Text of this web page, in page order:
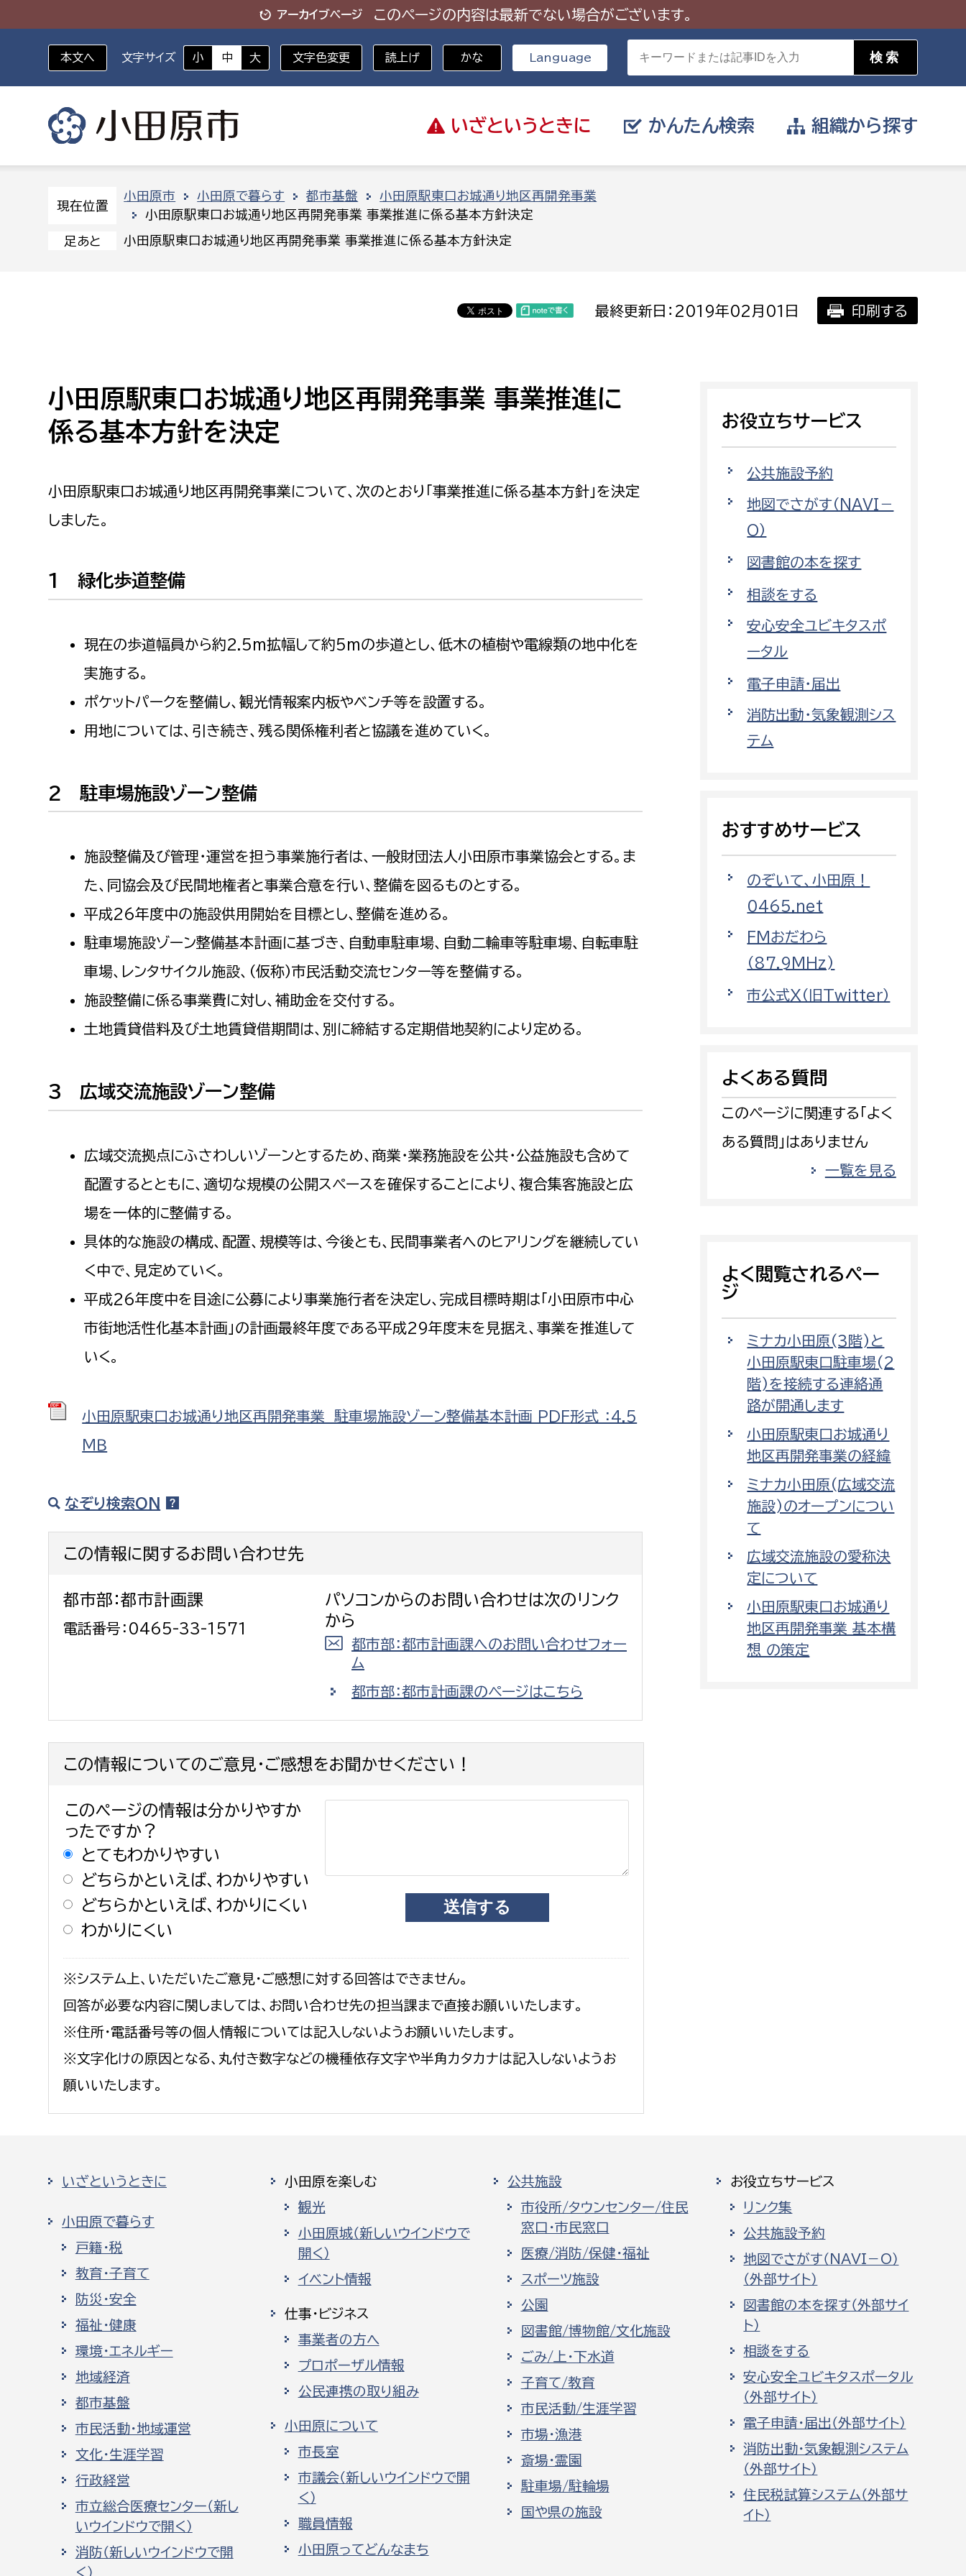
アーカイブページ このページの内容は最新でない場合がございます。
いざと いうときに
いざというときに
休日救急外来 防災・ハザードマップ
かんたん検索
対象者を選択
新生児・乳幼児
若者
高齢者
傷病者
労働者
求職者
ペット
分野を選択
戸籍
福祉・健康
地域経済
観光
証明書がほしい
働きたい
小田原のことを知りたい
まちづくりに関わりたい
組織から探す
組織から探す
財産管理課
市民税課
地域政策課
地域安全課
防災対策課
文化政策課
環境部
ゼロカーボン推進課
環境保護課
環境事業センター
福祉健康部
生活援護課
高齢介護課
保険課
健康づくり課
子ども若者部
子ども若者支援課
保育課
経済部 都市部
都市政策課
都市計画課
地域交通課
建設政策課
国県事業推進課
土木管理課
会計管理者
出納室
市立総合医療センター
患者サポートセンター
病院管理局：施設用度課
消防総務課
予防課
警防計画課
救急課
情報司令課
上下水道局
給排水業務課
水道整備課
下水道整備課
浄水管理課
教育部
保健給食課
教育指導課
監査事務局
監査事務局
農業委員会事務局
農業委員会事務局 議会総務課
本文へ 文字サイズ 小 中 大 文字色変更 読上げ かな Language
現在位置
小田原市 小田原で暮らす 都市基盤
小田原駅東口お城通り地区再開発事業
小田原駅東口お城通り地区再開発事業 事業推進に係る基本方針決定
足あと 小田原駅東口お城通り地区再開発事業 事業推進に係る基本方針決定
最終更新日：2019年02月01日 印刷する
小田原駅東口お城通り地区再開発事業 事業推進に
係る基本方針を決定
小田原駅東口お城通り地区再開発事業について、次のとおり「事業推進に係る基本方針」を決定
しました。
1 緑化歩道整備
現在の歩道幅員から約2.5m拡幅して約5mの歩道とし、低木の植樹や電線類の地中化を
実施する。
ポケットパークを整備し、観光情報案内板やベンチ等を設置する。
用地については、引き続き、残る関係権利者と協議を進めていく。
2 駐車場施設ゾーン整備
施設整備及び管理・運営を担う事業施行者は、一般財団法人小田原市事業協会とする。ま
た、同協会及び民間地権者と事業合意を行い、整備を図るものとする。
平成26年度中の施設供用開始を目標とし、整備を進める。
駐車場施設ゾーン整備基本計画に基づき、自動車駐車場、自動二輪車等駐車場、自転車駐
車場、レンタサイクル施設、（仮称）市民活動交流センター等を整備する。
施設整備に係る事業費に対し、補助金を交付する。
土地賃貸借料及び土地賃貸借期間は、別に締結する定期借地契約により定める。
3 広域交流施設ゾーン整備
広域交流拠点にふさわしいゾーンとするため、商業・業務施設を公共・公益施設も含めて
配置するとともに、適切な規模の公開スペースを確保することにより、複合集客施設と広
場を一体的に整備する。
具体的な施設の構成、配置、規模等は、今後とも、民間事業者へのヒアリングを継続してい
く中で、見定めていく。
平成26年度中を目途に公募により事業施行者を決定し、完成目標時期は「小田原市中心
市街地活性化基本計画」の計画最終年度である平成29年度末を見据え、事業を推進して
いく。
小田原駅東口お城通り地区再開発事業 駐車場施設ゾーン整備基本計画 PDF形式 ：4.5
ＭＢ
なぞり検索ON
この情報に関するお問い合わせ先
都市部：都市計画課
電話番号：0465-33-1571
パソコンからのお問い合わせは次のリンク
から
都市部：都市計画課へのお問い合わせフォー
ム
都市部：都市計画課のページはこちら
この情報についてのご意見・ご感想をお聞かせください！
このページの情報は分かりやすか
ったですか？
とてもわかりやすい
どちらかといえば、わかりやすい
どちらかといえば、わかりにくい
わかりにくい
※システム上、いただいたご意見・ご感想に対する回答はできません。
回答が必要な内容に関しましては、お問い合わせ先の担当課まで直接お願いいたします。
※住所・電話番号等の個人情報については記入しないようお願いいたします。
※文字化けの原因となる、丸付き数字などの機種依存文字や半角カタカナは記入しないようお
願いいたします。
お役立ちサービス
公共施設予約
地図でさがす（NAVI－
O）
図書館の本を探す
相談をする
安心安全ユビキタスポ
ータル
電子申請・届出
消防出動・気象観測シス
テム
おすすめサービス
のぞいて、小田原！
0465.net
FMおだわら
（87.9MHz)
市公式X（旧Twitter）
よくある質問
このページに関連する「よく
ある質問」はありません
一覧を見る
よく閲覧されるペー
ジ
ミナカ小田原(3階)と
小田原駅東口駐車場(2
階)を接続する連絡通
路が開通します
小田原駅東口お城通り
地区再開発事業の経緯
ミナカ小田原(広域交流
施設)のオープンについ
て
広域交流施設の愛称決
定について
小田原駅東口お城通り
地区再開発事業 基本構
想 の策定
いざというときに
小田原で暮らす
戸籍・税
教育・子育て
防災・安全
福祉・健康
環境・エネルギー
地域経済
都市基盤
市民活動・地域運営
文化・生涯学習
行政経営
市立総合医療センター（新し
いウインドウで開く）
消防（新しいウインドウで開
く）
小田原を楽しむ
観光
小田原城（新しいウインドウで
開く）
イベント情報
仕事・ビジネス
事業者の方へ
プロポーザル情報
公民連携の取り組み
小田原について
市長室
市議会（新しいウインドウで開
く）
職員情報
小田原ってどんなまち
公共施設
市役所/タウンセンター/住民
窓口・市民窓口
医療/消防/保健・福祉
スポーツ施設
公園
図書館/博物館/文化施設
ごみ/上・下水道
子育て/教育
市民活動/生涯学習
市場・漁港
斎場・霊園
駐車場/駐輪場
国や県の施設
お役立ちサービス
リンク集
公共施設予約
地図でさがす（NAVI－O）
（外部サイト）
図書館の本を探す（外部サイ
ト）
相談をする
安心安全ユビキタスポータル
（外部サイト）
電子申請・届出（外部サイト）
消防出動・気象観測システム
（外部サイト）
住民税試算システム（外部サ
イト）